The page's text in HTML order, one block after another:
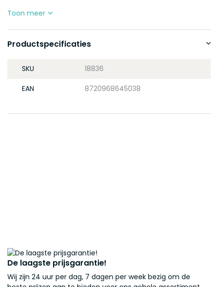
Toon meer
Productspecificaties
SKU 18836
EAN 8720968645038
De laagste prijsgarantie!
Wij zijn 24 uur per dag, 7 dagen per week bezig om de